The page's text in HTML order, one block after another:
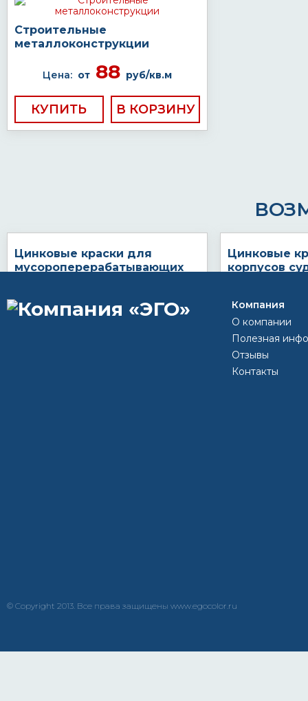
Строительные
металлоконструкции
Цена: от 88 руб/кв.м
КУПИТЬ
Цинковые краски для
мусороперерабатывающих
Цена: по запросу
Цинковые
корпусов
Компания
О компании
Полезная
Отзывы
Контакты
© Copyright 2013. Все права защищены www.egocolor.ru